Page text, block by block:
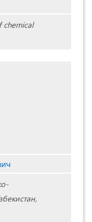
chemical